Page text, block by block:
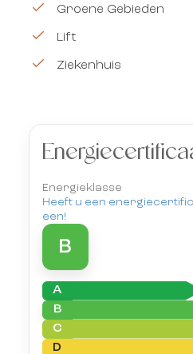
Groene Gebieden
Lift
Ziekenhuis
Energieklasse
Heeft u een
een!
B
A
B
C
D